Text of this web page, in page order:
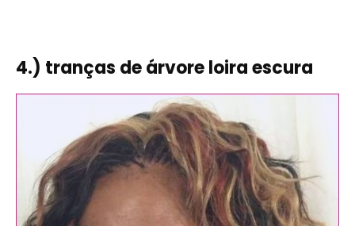
4.) tranças de árvore loira escura